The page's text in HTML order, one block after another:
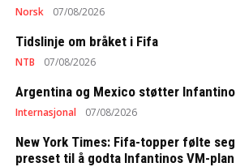
Norsk 07/08/2026
Tidslinje om bråket i Fifa
NTB 07/08/2026
Argentina og Mexico støtter Infantino
Internasjonal 07/08/2026
New York Times: Fifa-topper følte seg
presset til å godta Infantinos VM-plan